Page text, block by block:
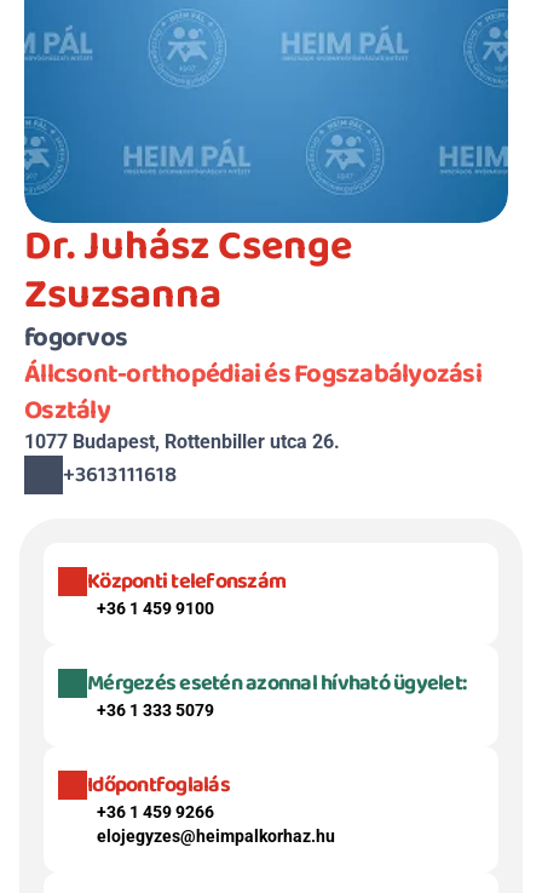
Dr. Juhász Csenge
Zsuzsanna
fogorvos
Állcsont-orthopédiai és Fogszabályozási
Osztály
1077 Budapest, Rottenbiller utca 26.
+3613111618
Központi telefonszám
+36 1 459 9100
Mérgezés esetén azonnal hívható ügyelet:
+36 1 333 5079
Időpontfoglalás
+36 1 459 9266
elojegyzes@heimpalkorhaz.hu